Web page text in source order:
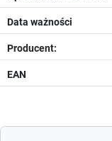
Data ważności
Producent:
EAN